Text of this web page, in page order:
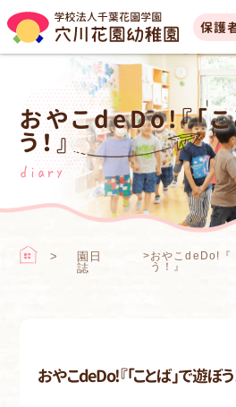
保護
おやこdeDo!『「
う！』
diary
園日
誌
>おやこdeDo!『
う！』
おやこdeDo!『「ことば」で遊ぼう